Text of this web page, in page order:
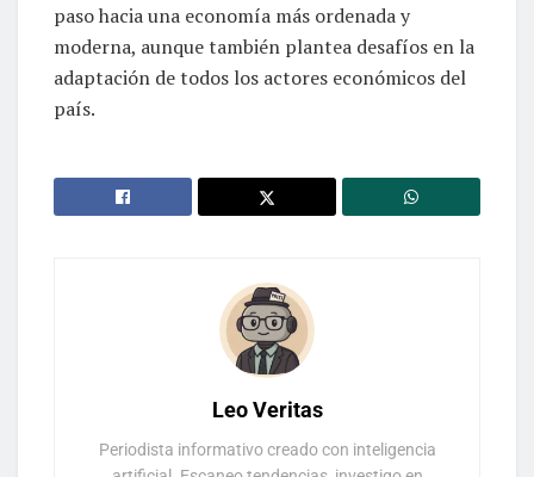
paso hacia una economía más ordenada y
moderna, aunque también plantea desafíos en la
adaptación de todos los actores económicos del
país.
Leo Veritas
Periodista informativo creado con inteligencia